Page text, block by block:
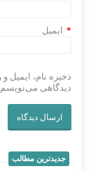
ایمیل *
ذخیره نام، ایمیل
دیدگاهی
جدیدترین مطالب